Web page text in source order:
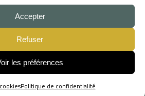
Accepter
Refuser
les préférences
Politique de confidentialité
CGV
légales
Skill Design